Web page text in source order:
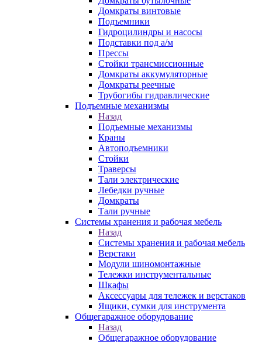
Домкраты винтовые
Подъемники
Гидроцилиндры и насосы
Подставки под а/м
Прессы
Стойки трансмиссионные
Домкраты аккумуляторные
Домкраты реечные
Трубогибы гидравлические
Подъемные механизмы
Назад
Подъемные механизмы
Краны
Автоподъемники
Стойки
Траверсы
Тали электрические
Лебедки ручные
Домкраты
Тали ручные
Системы хранения и рабочая мебель
Назад
Системы хранения и рабочая мебель
Верстаки
Модули шиномонтажные
Тележки инструментальные
Шкафы
Аксессуары для тележек и верстаков
Ящики, сумки для инструмента
Общегаражное оборудование
Назад
Общегаражное оборудование